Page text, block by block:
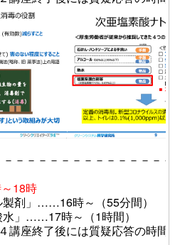
－－－－－－－－－－－－－
18時
剤」……16時～（55分間）
」……17時～（1時間）
講座終了後には質疑応答の時間